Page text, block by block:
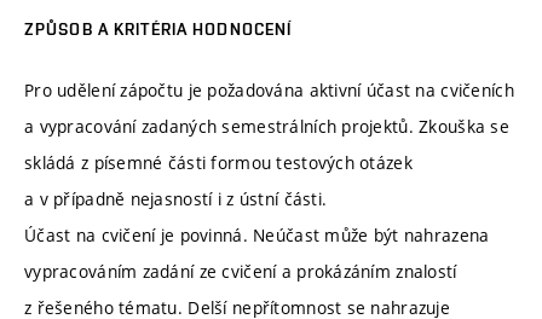
ZPŮSOB A KRITÉRIA HODNOCENÍ
Pro udělení zápočtu je požadována aktivní účast na cvičeních
a vypracování zadaných semestrálních projektů. Zkouška se
skládá z písemné části formou testových otázek
a v případně nejasností i z ústní části.
Účast na cvičení je povinná. Neúčast může být nahrazena
vypracováním zadání ze cvičení a prokázáním znalostí
z řešeného tématu. Delší nepřítomnost se nahrazuje